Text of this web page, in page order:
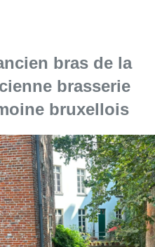
"Saint-Géry : un ancien
“L’Odyssée”
: Kinepolis